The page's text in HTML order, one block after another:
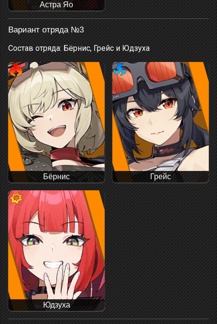
Астра Яо
Вариант отряда №3
Состав отряда: Бёрнис, Грейс и Юдзуха
Бёрнис Грейс
Юдзуха